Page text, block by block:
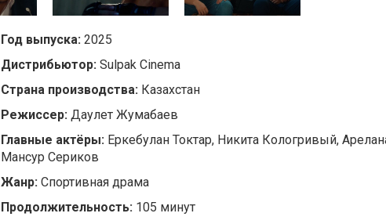
Год выпуска: 2025
Дистрибьютор: Sulpak Cinema
Страна производства: Казахстан
Режиссер: Даулет Жумабаев
Главные актёры: Еркебулан Токтар, Никита Кологривый,
Мансур Сериков
Жанр: Спортивная драма
Продолжительность: 105 минут